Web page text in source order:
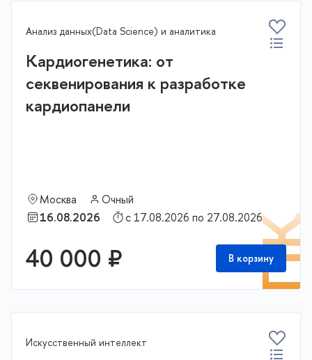
Анализ данных(Data Science) и аналитика
Кардиогенетика: от
секвенирования к разработке
кардиопанели
Москва
Очный
16.08.2026
с 17.08.2026 по 27.08.2026
40 000 ₽ В корзину
Искусственный интеллект